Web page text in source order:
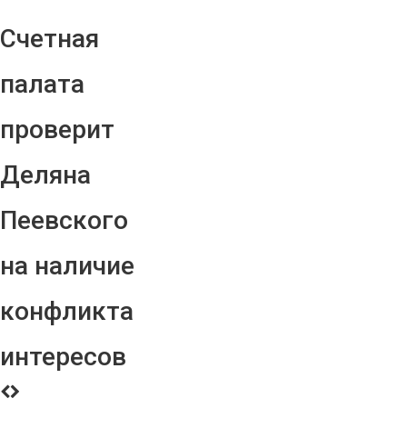
Счетная
палата
проверит
Деляна
Пеевского
на наличие
конфликта
интересов